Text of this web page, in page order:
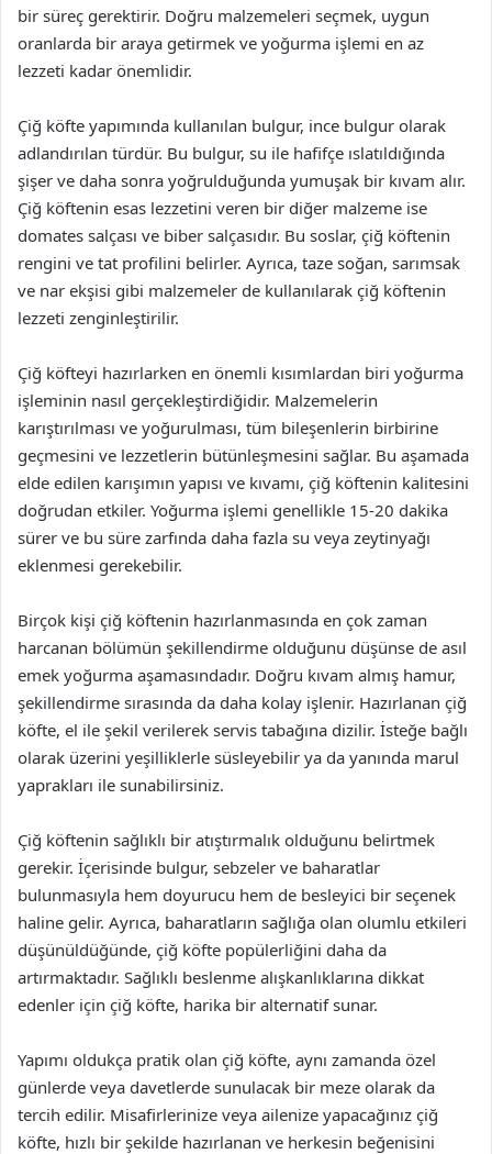
bir süreç gerektirir. Doğru malzemeleri seçmek, uygun
oranlarda bir araya getirmek ve yoğurma işlemi en az
lezzeti kadar önemlidir.
Çiğ köfte yapımında kullanılan bulgur, ince bulgur olarak
adlandırılan türdür. Bu bulgur, su ile hafifçe ıslatıldığında
şişer ve daha sonra yoğrulduğunda yumuşak bir kıvam alır.
Çiğ köftenin esas lezzetini veren bir diğer malzeme ise
domates salçası ve biber salçasıdır. Bu soslar, çiğ köftenin
rengini ve tat profilini belirler. Ayrıca, taze soğan, sarımsak
ve nar ekşisi gibi malzemeler de kullanılarak çiğ köftenin
lezzeti zenginleştirilir.
Çiğ köfteyi hazırlarken en önemli kısımlardan biri yoğurma
işleminin nasıl gerçekleştirdiğidir. Malzemelerin
karıştırılması ve yoğurulması, tüm bileşenlerin birbirine
geçmesini ve lezzetlerin bütünleşmesini sağlar. Bu aşamada
elde edilen karışımın yapısı ve kıvamı, çiğ köftenin kalitesini
doğrudan etkiler. Yoğurma işlemi genellikle 15-20 dakika
sürer ve bu süre zarfında daha fazla su veya zeytinyağı
eklenmesi gerekebilir.
Birçok kişi çiğ köftenin hazırlanmasında en çok zaman
harcanan bölümün şekillendirme olduğunu düşünse de asıl
emek yoğurma aşamasındadır. Doğru kıvam almış hamur,
şekillendirme sırasında da daha kolay işlenir. Hazırlanan çiğ
köfte, el ile şekil verilerek servis tabağına dizilir. İsteğe bağlı
olarak üzerini yeşilliklerle süsleyebilir ya da yanında marul
yaprakları ile sunabilirsiniz.
Çiğ köftenin sağlıklı bir atıştırmalık olduğunu belirtmek
gerekir. İçerisinde bulgur, sebzeler ve baharatlar
bulunmasıyla hem doyurucu hem de besleyici bir seçenek
haline gelir. Ayrıca, baharatların sağlığa olan olumlu etkileri
düşünüldüğünde, çiğ köfte popülerliğini daha da
artırmaktadır. Sağlıklı beslenme alışkanlıklarına dikkat
edenler için çiğ köfte, harika bir alternatif sunar.
Yapımı oldukça pratik olan çiğ köfte, aynı zamanda özel
günlerde veya davetlerde sunulacak bir meze olarak da
tercih edilir. Misafirlerinize veya ailenize yapacağınız çiğ
köfte, hızlı bir şekilde hazırlanan ve herkesin beğenisini